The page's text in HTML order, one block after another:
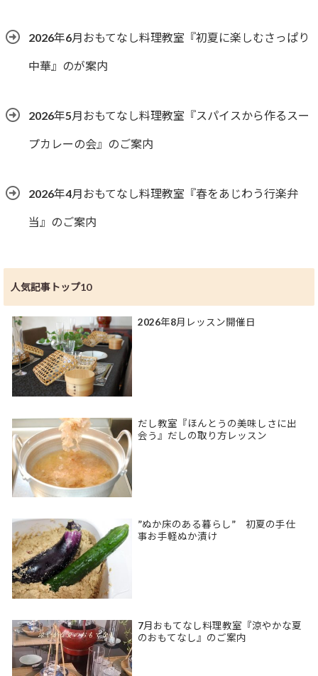
2026年6月おもてなし料理教室『初夏に楽しむさっぱり
中華』のが案内
2026年5月おもてなし料理教室『スパイスから作るスー
プカレーの会』のご案内
2026年4月おもてなし料理教室『春をあじわう行楽弁
当』のご案内
人気記事トップ10
2026年8月レッスン開催日
だし教室『ほんとうの美味しさに出
会う』だしの取り方レッスン
”ぬか床のある暮らし” 初夏の手仕
事お手軽ぬか漬け
7月おもてなし料理教室『涼やかな夏
のおもてなし』のご案内